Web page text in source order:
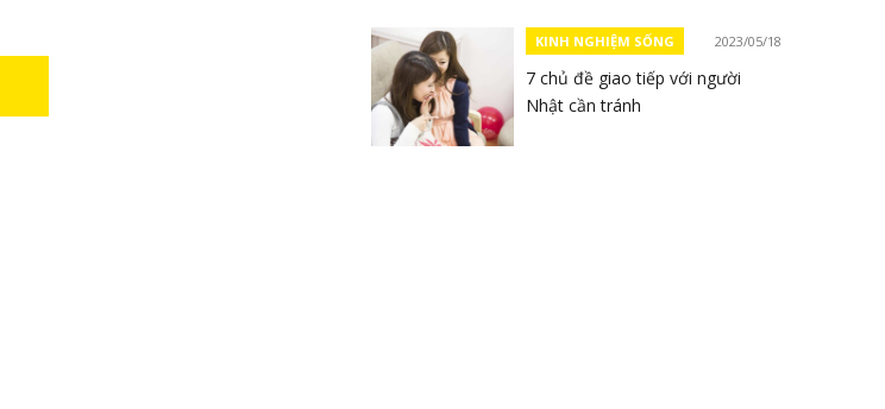
KINH NGHIỆM SỐNG 2023/05/18
7 chủ đề giao tiếp với người
Nhật cần tránh